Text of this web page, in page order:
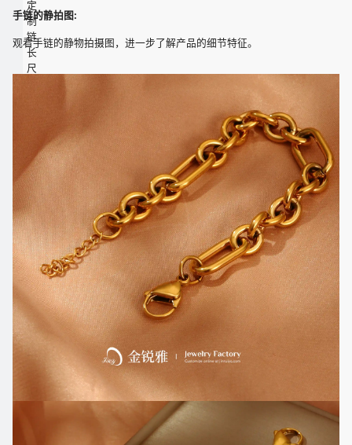
定
制
链
长
尺
寸
手链的静拍图:
观看手链的静物拍摄图，进一步了解产品的细节特征。